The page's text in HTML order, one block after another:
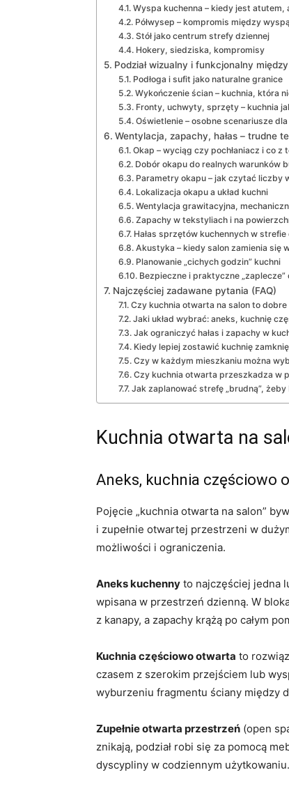
Wyspa kuchenna – kiedy jest atutem,
Półwysep – kompromis między
Stół jako centrum strefy dziennej
Hokery, siedziska, kompromisy
Podział wizualny i funkcjonalny
Podłoga i sufit jako naturalne granice
Wykończenie ścian – kuchnia, która
Fronty, uchwyty, sprzęty – kuchnia
Oświetlenie – osobne scenariusze
Wentylacja, zapachy, hałas – trudne
Okap – wyciąg czy pochłaniacz i co z
Dobór okapu do realnych warunków
Parametry okapu – jak czytać liczby
Lokalizacja okapu a układ kuchni
Wentylacja grawitacyjna,
Zapachy w tekstyliach i na
Hałas sprzętów kuchennych w strefie
Akustyka – kiedy salon zamienia się
Planowanie „cichych godzin” kuchni
Bezpieczne i praktyczne
Najczęściej zadawane pytania (FAQ)
Czy kuchnia otwarta na salon to
Jaki układ wybrać: aneks, kuchnię
Jak ograniczyć hałas i zapachy w
Kiedy lepiej zostawić kuchnię
Czy w każdym mieszkaniu można
Czy kuchnia otwarta przeszkadza w
Jak zaplanować strefę „brudną”, żeby
Kuchnia otwarta na
Aneks, kuchnia częściowo
Pojęcie „kuchnia otwarta na salon”
i zupełnie otwartej przestrzeni w
możliwości i ograniczenia.
Aneks kuchenny to najczęściej jedna
wpisana w przestrzeń dzienną. W
z kanapy, a zapachy krążą po całym
Kuchnia częściowo otwarta to
czasem z szerokim przejściem lub
wyburzeniu fragmentu ściany między
Zupełnie otwarta przestrzeń (open
znikają, podział robi się za pomocą
dyscypliny w codziennym użytkowaniu.